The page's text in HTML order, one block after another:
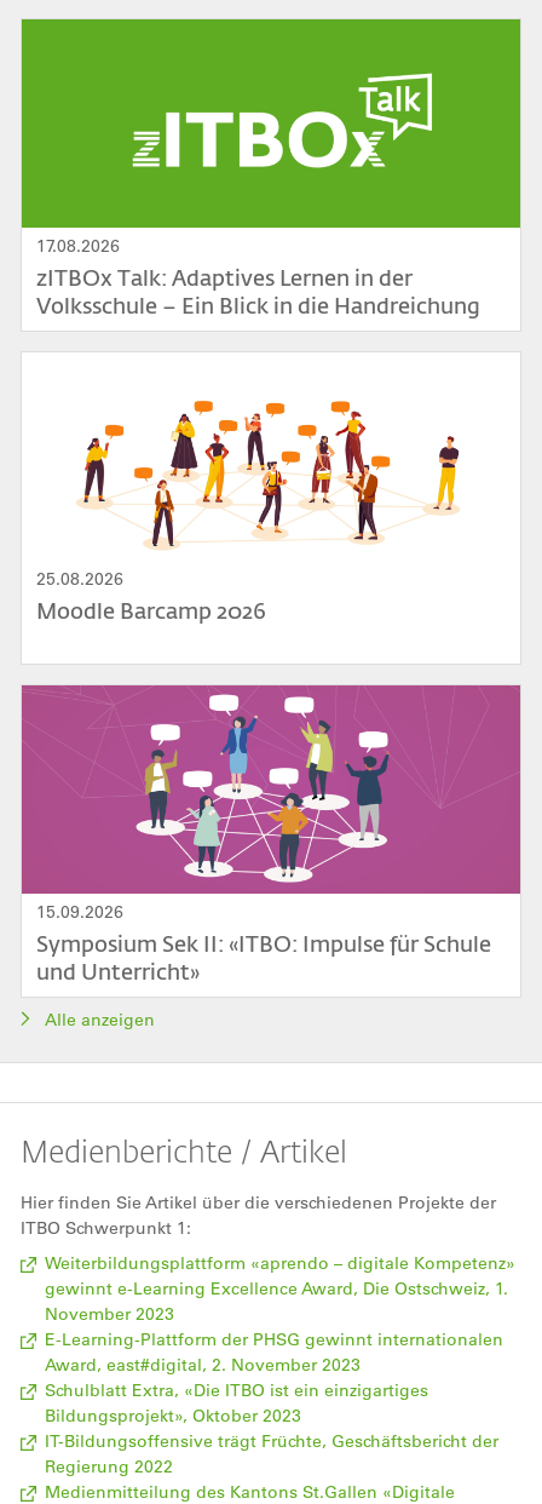
17.08.2026
zITBOx Talk: Adaptives Lernen in der
Volksschule – Ein Blick in die Handreichung
25.08.2026
Moodle Barcamp 2026
Bild
15.09.2026
Symposium Sek II: «ITBO: Impulse für Schule
und Unterricht»
Alle anzeigen
Medienberichte / Artikel
Hier finden Sie Artikel über die verschiedenen Projekte der
ITBO Schwerpunkt 1:
Weiterbildungsplattform «aprendo – digitale Kompetenz»
gewinnt e-Learning Excellence Award, Die Ostschweiz, 1.
November 2023
E-Learning-Plattform der PHSG gewinnt internationalen
Award, east#digital, 2. November 2023
Schulblatt Extra, «Die ITBO ist ein einzigartiges
Bildungsprojekt», Oktober 2023
IT-Bildungsoffensive trägt Früchte, Geschäftsbericht der
Regierung 2022
Medienmitteilung des Kantons St.Gallen «Digitale